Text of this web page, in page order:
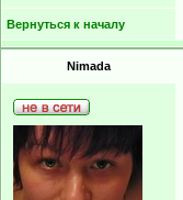
Вернуться к началу
Nimada